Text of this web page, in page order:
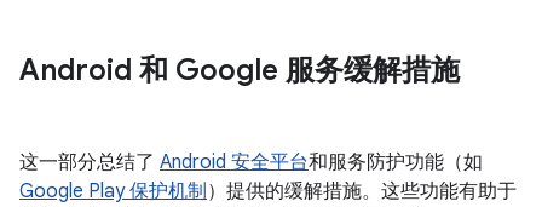
Android 和 Google 服务缓解措施
这一部分总结了 Android 安全平台和服务防护功能（如
Google Play 保护机制 ）提供的缓解措施。这些功能有助于